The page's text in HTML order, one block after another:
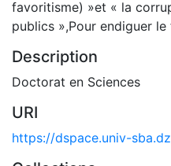
favoritisme) »et « la
publics »,Pour endiguer
Description
Doctorat en Sciences
URI
https://dspace.univ-